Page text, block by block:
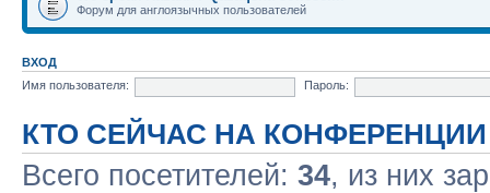
Форум для англоязычных пользователей
ВХОД
Имя пользователя:
Пароль:
КТО СЕЙЧАС НА КОНФЕРЕНЦИИ
Всего посетителей: 34, из них